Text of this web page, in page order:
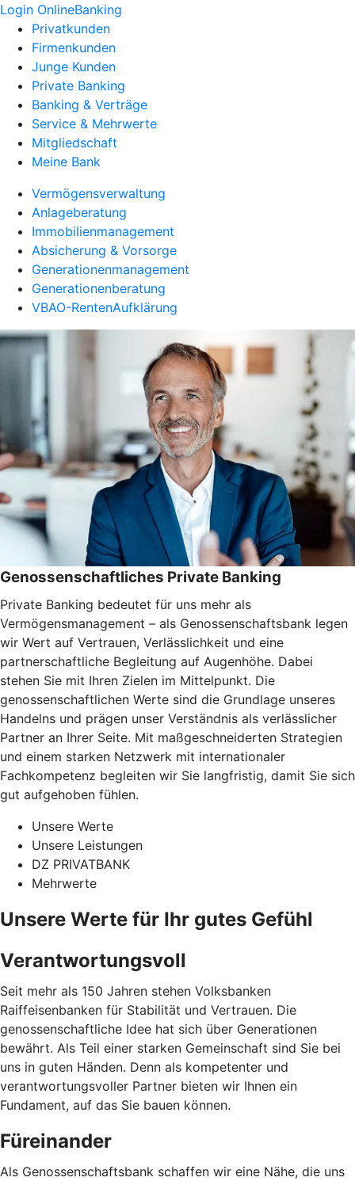
Login OnlineBanking
Privatkunden
Firmenkunden
Junge Kunden
Private Banking
Banking & Verträge
Service & Mehrwerte
Mitgliedschaft
Meine Bank
Vermögensverwaltung
Anlageberatung
Immobilienmanagement
Absicherung & Vorsorge
Generationenmanagement
Generationenberatung
VBAO-RentenAufklärung
Genossenschaftliches Private Banking
Private Banking bedeutet für uns mehr als
Vermögensmanagement – als Genossenschaftsbank legen
wir Wert auf Vertrauen, Verlässlichkeit und eine
partnerschaftliche Begleitung auf Augenhöhe. Dabei
stehen Sie mit Ihren Zielen im Mittelpunkt. Die
genossenschaftlichen Werte sind die Grundlage unseres
Handelns und prägen unser Verständnis als verlässlicher
Partner an Ihrer Seite. Mit maßgeschneiderten Strategien
und einem starken Netzwerk mit internationaler
Fachkompetenz begleiten wir Sie langfristig, damit Sie sich
gut aufgehoben fühlen.
Unsere Werte
Unsere Leistungen
DZ PRIVATBANK
Mehrwerte
Unsere Werte für Ihr gutes Gefühl
Verantwortungsvoll
Seit mehr als 150 Jahren stehen Volksbanken
Raiffeisenbanken für Stabilität und Vertrauen. Die
genossenschaftliche Idee hat sich über Generationen
bewährt. Als Teil einer starken Gemeinschaft sind Sie bei
uns in guten Händen. Denn als kompetenter und
verantwortungsvoller Partner bieten wir Ihnen ein
Fundament, auf das Sie bauen können.
Füreinander
Als Genossenschaftsbank schaffen wir eine Nähe, die uns